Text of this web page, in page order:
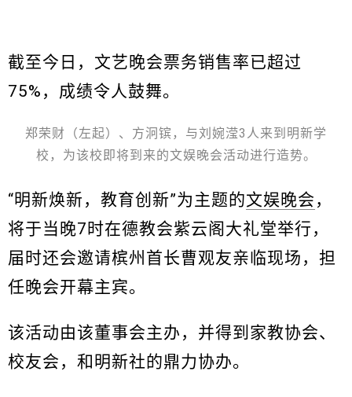
截至今日，文艺晚会票务销售率已超过
75%，成绩令人鼓舞。
郑荣财（左起）、方泂镔，与刘婉滢3人来到明新学
校，为该校即将到来的文娱晚会活动进行造势。
“明新焕新，教育创新”为主题的文娱晚会 ，
将于当晚7时在德教会紫云阁大礼堂举行，
届时还会邀请槟州首长曹观友亲临现场，担
任晚会开幕主宾。
该活动由该董事会主办，并得到家教协会、
校友会，和明新社的鼎力协办。